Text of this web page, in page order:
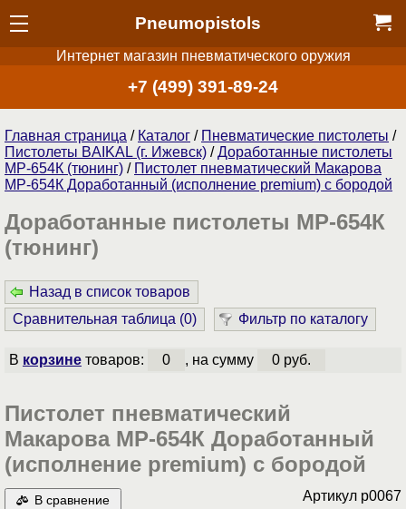
Pneumopistols
Интернет магазин пневматического оружия
+7 (499) 391-89-24
Главная страница / Каталог / Пнев­ма­ти­чес­кие пистолеты /
Пистолеты BAIKAL (г. Ижевск) /Доработанные пистолеты
МР-654К (тюнинг) / Пистолет пневматический Макарова
МР-654К Доработанный (исполнение premium) с бородой
Доработанные пистолеты МР-654К
(тюнинг)
Назад в список товаров
Сравнительная таблица (0) Фильтр по каталогу
В корзинетоваров: 0 , на сумму 0 руб.
Пистолет пневматический
Макарова МР-654К Доработанный
(исполнение premium) с бородой
В сравнение Артикул p0067